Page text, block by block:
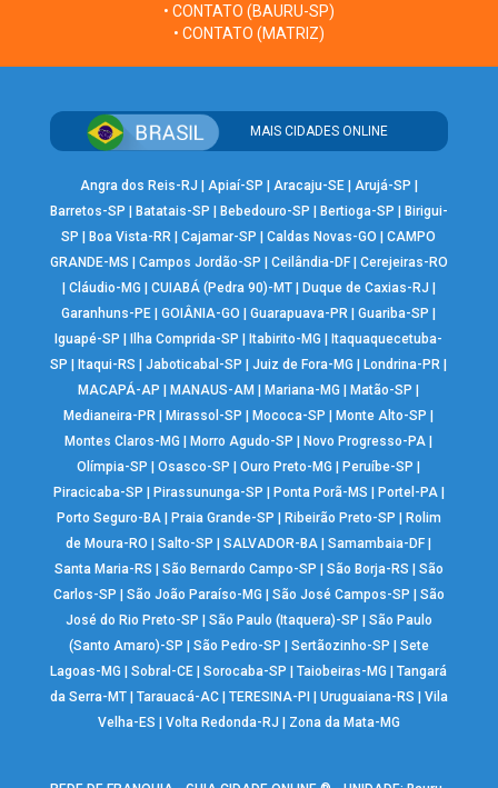
• CONTATO (BAURU-SP)
• CONTATO (MATRIZ)
MAIS CIDADES ONLINE
Angra dos Reis-RJ | Apiaí-SP | Aracaju-SE| Arujá-SP |
Barretos-SP | Batatais-SP | Bebedouro-SP | Bertioga-SP | Birigui-
SP |Boa Vista-RR |Cajamar-SP |Caldas Novas-GO |CAMPO
GRANDE-MS | Campos Jordão-SP | Ceilândia-DF| Cerejeiras-RO
| Cláudio-MG | CUIABÁ (Pedra 90)-MT| Duque de Caxias-RJ |
Garanhuns-PE |GOIÂNIA-GO |Guarapuava-PR |Guariba-SP |
Iguapé-SP |Ilha Comprida-SP |Itabirito-MG |Itaquaquecetuba-
SP |Itaqui-RS |Jaboticabal-SP |Juiz de Fora-MG |Londrina-PR |
MACAPÁ-AP |MANAUS-AM |Mariana-MG |Matão-SP |
Medianeira-PR |Mirassol-SP |Mococa-SP |Monte Alto-SP |
Montes Claros-MG |Morro Agudo-SP |Novo Progresso-PA |
Olímpia-SP |Osasco-SP |Ouro Preto-MG |Peruíbe-SP |
Piracicaba-SP | Pirassununga-SP | Ponta Porã-MS | Portel-PA|
Porto Seguro-BA| Praia Grande-SP | Ribeirão Preto-SP | Rolim
de Moura-RO |Salto-SP |SALVADOR-BA |Samambaia-DF |
Santa Maria-RS | São Bernardo Campo-SP | São Borja-RS | São
Carlos-SP | São João Paraíso-MG | São José Campos-SP | São
José do Rio Preto-SP | São Paulo (Itaquera)-SP | São Paulo
(Santo Amaro)-SP | São Pedro-SP | Sertãozinho-SP | Sete
Lagoas-MG |Sobral-CE |Sorocaba-SP |Taiobeiras-MG |Tangará
da Serra-MT| Tarauacá-AC| TERESINA-PI | Uruguaiana-RS | Vila
Velha-ES | Volta Redonda-RJ | Zona da Mata-MG